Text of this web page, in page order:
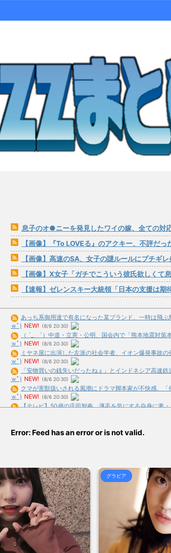
息子のオ●ニーを発見したワイの嫁、全ての対
【画像】『To LOVEる』のアクキー、不評だっ
【画像】高速のSA、女子の謎ルールにブチギレ
【画像】X女子「ガチでこういう彼氏欲しくて
【速報】ゼレンスキー大統領「日本の支援は期待されたほど
あっち系御用達で有名になった某ブランド、一時は飛ぶ
ｗﾟ) NEW! (8/6 20:30)
（ ´_ゝ`）中道・立憲・公明、国会内で「熊本地震対策
ｗﾟ) NEW! (8/6 20:30)
ミヤネ屋に出演した左派の社会学者、イオン爆発事故
ｗﾟ) NEW! (8/6 20:30)
「安物買いの銭失いだったねぇ」とインドネシア高速
ｗﾟ) NEW! (8/6 20:30)
クマが害獣扱いされる風潮にドラマ脚本家が不快感、「
ｗﾟ) NEW! (8/6 20:30)
【テレビ】50歳の庄司智春、薄毛を気にする自身に妻
(8/6 20:19)
合) NEW! (8/6 19:17)
北朝鮮、弾道ミサイル発射 EEZ外に落下 / 5chまとめ
海外「日本よ、お前がナンバーワンだ」 熊本地震直後
めアンテナ
(7/30 22:36)
【画像】おまえらこういう地雷系の女子高生って好き
めアンテナ (7/30 22:26)
【為替相場】為替介入により一時1ドル157円台 しか
アンテナ (7/30 22:16)
勇気を出して白人美女にチン凸したアジア人短小男♂
とめアンテナ
(7/30 22:06)
Error: Feed has an error or is not valid.
グラビア